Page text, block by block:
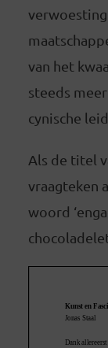
verwoesting
van het
steeds
cynische
Als de titel
vraagteken
woord